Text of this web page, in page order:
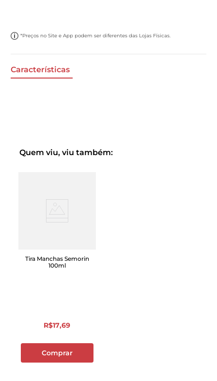
*Preços no Site e App podem ser diferentes das Lojas Físicas.
Características
Quem viu, viu também:
Tira Manchas Semorin
100ml
R$17,69
Comprar